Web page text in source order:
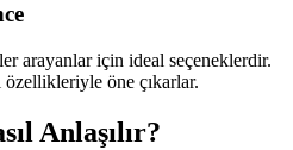
arayanlar için ideal seçeneklerdir.
özellikleriyle öne çıkarlar.
Anlaşılır?